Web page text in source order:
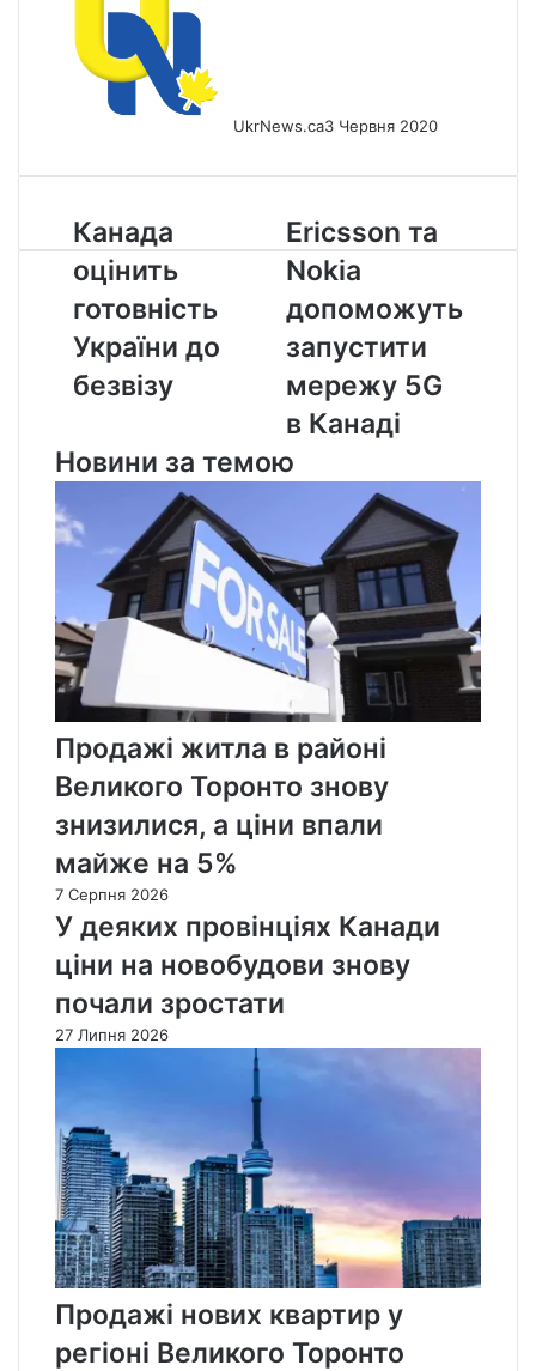
UkrNews.ca3 Червня 2020
Канада
оцінить
готовність
України
до
безвізу
Канада
оцінить
готовність
України до
безвізу
Ericsson
та
Nokia
допоможуть
запустити
мережу
в
Канаді
Ericsson та
Nokia
допоможуть
запустити
мережу 5G
в Канаді
Новини за темою
Продажі житла в районі
Великого Торонто знову
знизилися, а ціни впали
майже на 5%
7 Серпня 2026
У деяких провінціях Канади
ціни на новобудови знову
почали зростати
27 Липня 2026
Продажі нових квартир у
регіоні Великого Торонто